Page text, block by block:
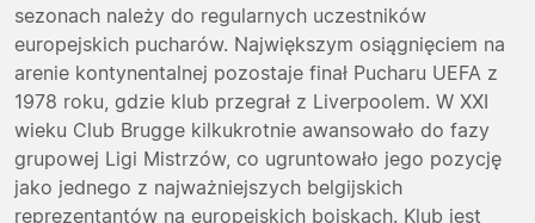
sezonach należy do regularnych uczestników
europejskich pucharów. Największym osiągnięciem na
arenie kontynentalnej pozostaje finał Pucharu UEFA z
1978 roku, gdzie klub przegrał z Liverpoolem. W XXI
wieku Club Brugge kilkukrotnie awansowało do fazy
grupowej Ligi Mistrzów, co ugruntowało jego pozycję
jako jednego z najważniejszych belgijskich
reprezentantów na europejskich boiskach. Klub jest